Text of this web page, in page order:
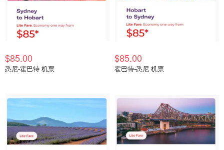
$85.00
悉尼-霍巴特 机票
$85.00
霍巴特-悉尼 机票